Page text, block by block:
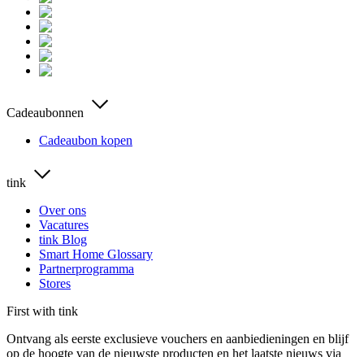
Cadeaubonnen
Cadeaubon kopen
tink
Over ons
Vacatures
tink Blog
Smart Home Glossary
Partnerprogramma
Stores
First with tink
Ontvang als eerste exclusieve vouchers en aanbiedieningen en blijf
op de hoogte van de nieuwste producten en het laatste nieuws via